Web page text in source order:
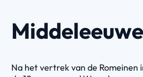
Na het vertrek van de Romeinen